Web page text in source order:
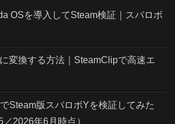
OSを導入してSteam検証｜スパロボ
変換する方法｜SteamClipで高速エ
Steam版スパロボYを検証してみた
／2026年6月時点）